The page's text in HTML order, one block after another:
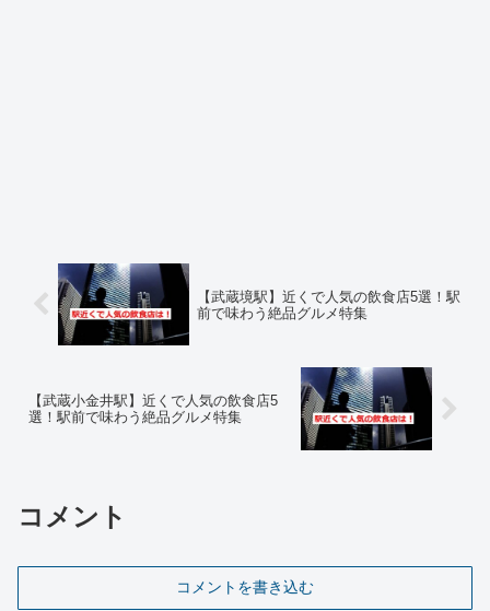
【武蔵境駅】近くで人気の飲食店5選！駅
前で味わう絶品グルメ特集
【武蔵小金井駅】近くで人気の飲食店5
選！駅前で味わう絶品グルメ特集
コメント
コメントを書き込む